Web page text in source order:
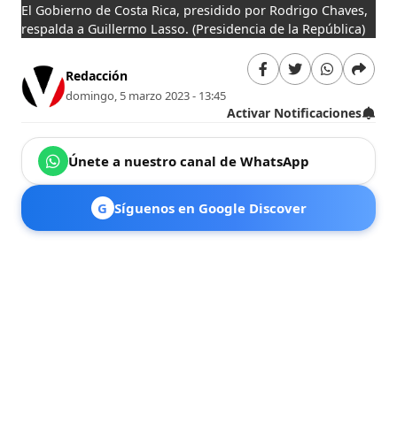
El Gobierno de Costa Rica, presidido por Rodrigo Chaves,
respalda a Guillermo Lasso. (Presidencia de la República)
Redacción
domingo, 5 marzo 2023 - 13:45
Activar Notificaciones
Únete a nuestro canal de WhatsApp
G Síguenos en Google Discover